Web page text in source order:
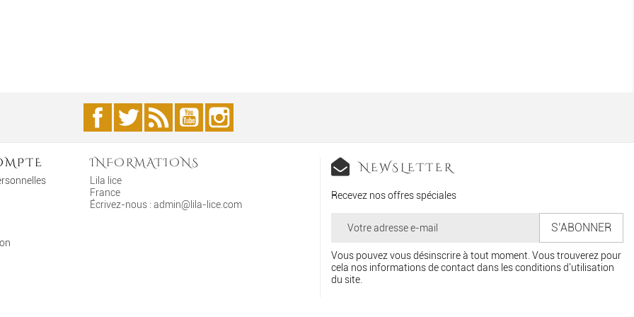
FacebookTwitter Rss YouTube
INFORMATIONS
Lila lice
France
Écrivez-nous : admin@lila-lice.com
NEWSLETTER
Recevez nos offres spéciales
Vous pouvez vous désinscrire à tout moment. Vous trouverez pour
cela nos informations de contact dans les conditions d'utilisation
du site.